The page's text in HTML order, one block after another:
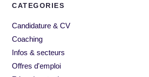
CATEGORIES
Candidature & CV
Coaching
Infos & secteurs
Offres d'emploi